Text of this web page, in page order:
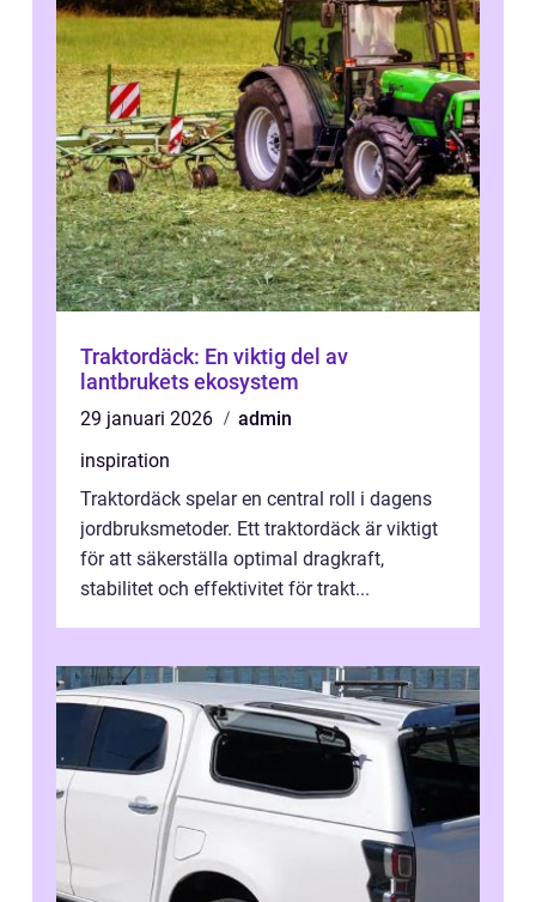
Traktordäck: En viktig del av
lantbrukets ekosystem
29 januari 2026
admin
inspiration
Traktordäck spelar en central roll i dagens
jordbruksmetoder. Ett traktordäck är viktigt
för att säkerställa optimal dragkraft,
stabilitet och effektivitet för trakt...